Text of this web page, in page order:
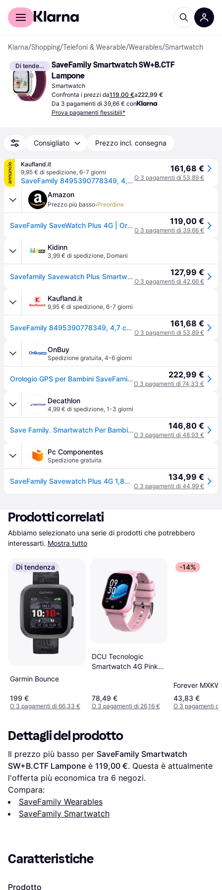
Per il tuo shopping
Klarna/Shopping/Telefoni & Wearable/Wearables/Smartwatch
Di tendenza
SaveFamily Smartwatch SW+B.CTF
Lampone
Smartwatch
Confronta i prezzi da119,00 €a222,99 €
Da 3 pagamenti di 39,66 € con
Prova pagamenti flessibili*
Consigliato Prezzo incl. consegna
annuncio
Kaufland.it
9,95 € di spedizione, 6-7 giorni
SaveFamily 8495390778349, 4,7 cm (1,85"), touchscreen, 8 GB, Wi-Fi, GPS
161,68 €
O 3 pagamenti di 53,89 €
Amazon
Prezzo più basso·Preordine
SaveFamily SaveWatch Plus 4G | Orologio Connesso per Bambini con GPS 119,00 €
O 3 pagamenti di 39,66 €
Kidinn
3,99 € di spedizione, Domani
Savefamily Savewatch Plus Smartwatch Bianco,Rosa Bambini 127,99 €
O 3 pagamenti di 42,66 €
Kaufland.it
9,95 € di spedizione, 6-7 giorni
SaveFamily 8495390778349, 4,7 cm (1,85"), touchscreen, 8 GB, Wi-Fi, GPS 161,68 €
O 3 pagamenti di 53,89 €
OnBuy
Spedizione gratuita, 4-6 giorni
Orologio GPS per Bambini SaveFamily SaveWatch Plus 4G 222,99 €
O 3 pagamenti di 74,33 €
Decathlon
4,99 € di spedizione, 1-3 giorni
Save Family. Smartwatch Per Bambini Save Family Sw+b.ctf Lampone Orologi Ritiro Gratis - multicolore - Senza taglia 146,80 €
O 3 pagamenti di 48,93 €
Pc Componentes
Spedizione gratuita
SaveFamily Savewatch Plus 4G 1,85" Argento Cinturino Viola IP67 Pulsante SOS 134,99 €
O 3 pagamenti di 44,99 €
Prodotti correlati
Abbiamo selezionato una serie di prodotti che potrebbero
interessarti. Mostra tutto
Di tendenza
Garmin Bounce
199 €
O 3 pagamenti di 66,33 €
DCU Tecnologic
Smartwatch 4G Pink
78,49 €
O 3 pagamenti di 26,16 €
-14%
Forever
43,83 €
O 3 pagamenti di
Dettagli del prodotto
Il prezzo più basso per SaveFamily Smartwatch
SW+B.CTF Lampone è 119,00 €. Questa è attualmente
l'offerta più economica tra 6 negozi.
Compara:
SaveFamily Wearables
SaveFamily Smartwatch
Caratteristiche
Prodotto